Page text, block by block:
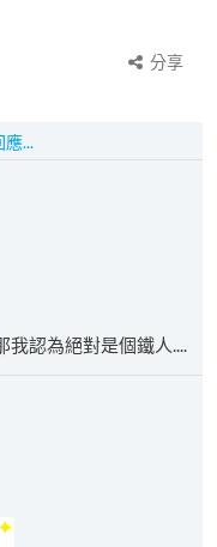
分享
...
我認為絕對是個鐵人....